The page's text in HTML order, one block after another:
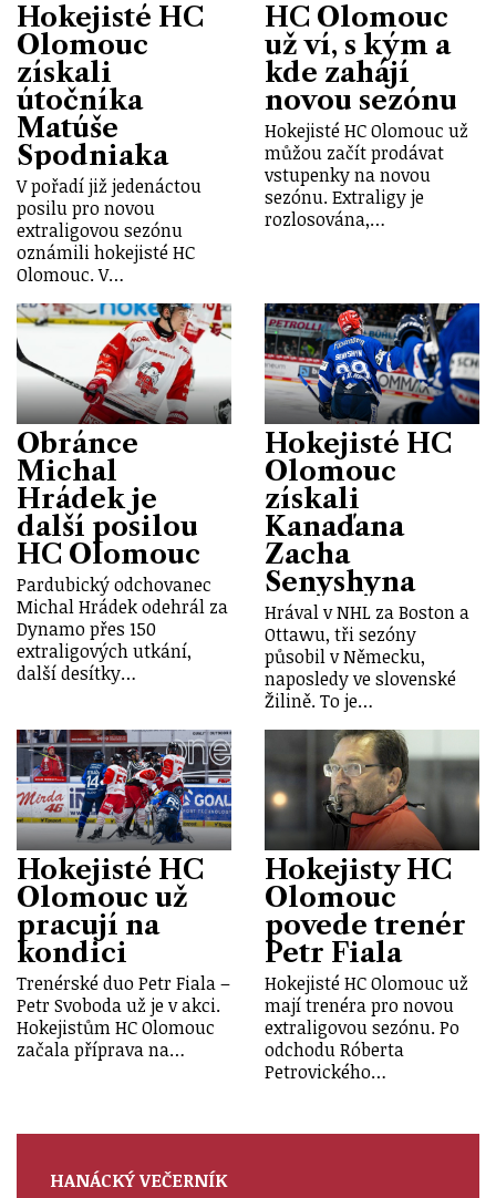
Hokejisté HC
Olomouc
získali
útočníka
Matúše
Spodniaka
V pořadí již jedenáctou
posilu pro novou
extraligovou sezónu
oznámili hokejisté HC
Olomouc. V…
HC Olomouc
už ví, s kým a
kde zahájí
novou sezónu
Hokejisté HC Olomouc už
můžou začít prodávat
vstupenky na novou
sezónu. Extraligy je
rozlosována,…
Obránce
Michal
Hrádek je
další posilou
HC Olomouc
Pardubický odchovanec
Michal Hrádek odehrál za
Dynamo přes 150
extraligových utkání,
další desítky…
Hokejisté HC
Olomouc
získali
Kanaďana
Zacha
Senyshyna
Hrával v NHL za Boston a
Ottawu, tři sezóny
působil v Německu,
naposledy ve slovenské
Žilině. To je…
Hokejisté HC
Olomouc už
pracují na
kondici
Trenérské duo Petr Fiala –
Petr Svoboda už je v akci.
Hokejistům HC Olomouc
začala příprava na…
Hokejisty HC
Olomouc
povede trenér
Petr Fiala
Hokejisté HC Olomouc už
mají trenéra pro novou
extraligovou sezónu. Po
odchodu Róberta
Petrovického…
HANÁCKÝ VEČERNÍK